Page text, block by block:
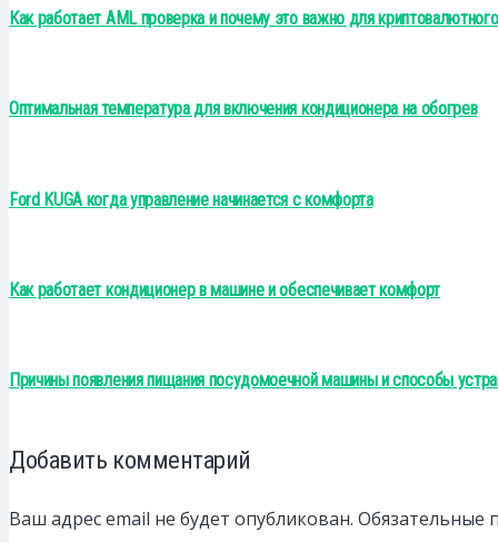
Как работает AML проверка и почему это важно для
Оптимальная температура для включения кондиционера на обогрев
Ford KUGA когда управление начинается с комфорта
Как работает кондиционер в машине и обеспечивает комфорт
Причины появления пищания посудомоечной машины и способы
Добавить комментарий
Ваш адрес email не будет опубликован. Обязательные